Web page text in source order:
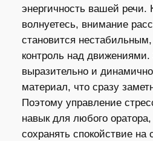
энергичность вашей
волнуетесь, внимание
становится нестабильным,
контроль над
выразительно и
материал, что сразу
Поэтому управление
навык для любого
сохранять спокойствие на